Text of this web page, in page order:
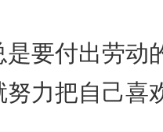
付出劳动
力把自己喜